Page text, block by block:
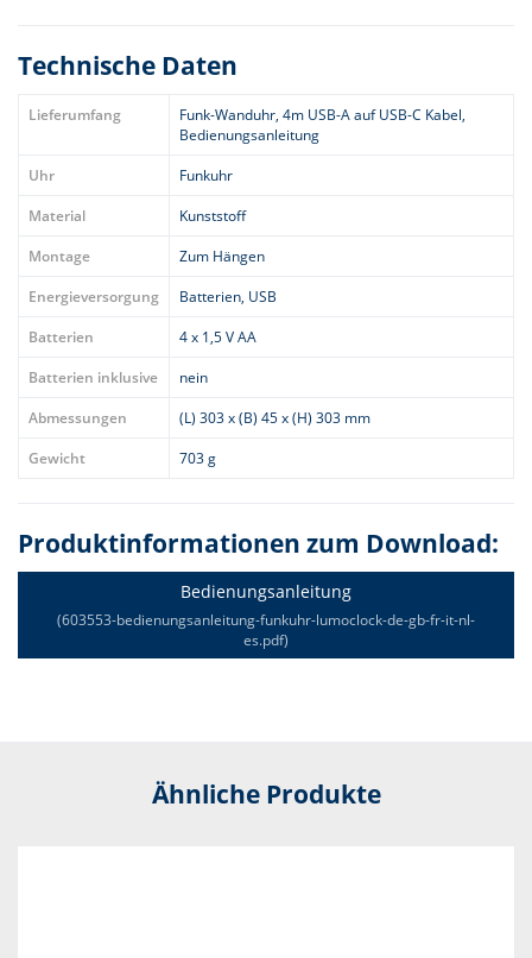
Technische Daten
Lieferumfang
Funk-Wanduhr, 4m USB-A auf USB-C Kabel,
Bedienungsanleitung
Uhr
Funkuhr
Material
Kunststoff
Montage
Zum Hängen
Energieversorgung
Batterien, USB
Batterien
4 x 1,5 V AA
Batterien inklusive
nein
Abmessungen
(L) 303 x (B) 45 x (H) 303 mm
Gewicht
703 g
Produktinformationen zum Download:
Bedienungsanleitung
(603553-bedienungsanleitung-funkuhr-lumoclock-de-gb-fr-it-nl-
es.pdf)
Ähnliche Produkte